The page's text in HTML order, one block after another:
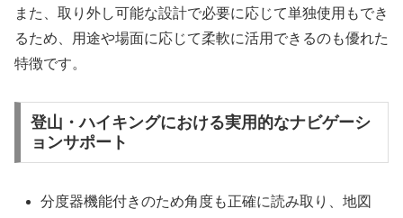
また、取り外し可能な設計で必要に応じて単独使用もでき
るため、用途や場面に応じて柔軟に活用できるのも優れた
特徴です。
登山・ハイキングにおける実用的なナビゲーシ
ョンサポート
分度器機能付きのため角度も正確に読み取り、地図